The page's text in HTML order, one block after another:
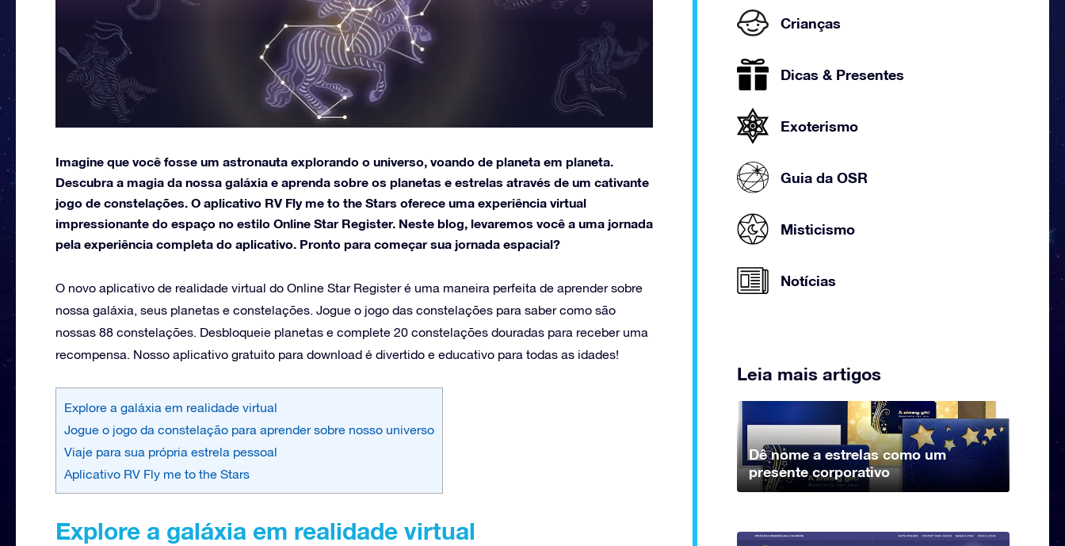
Imagine que você fosse um astronauta explorando o universo, voando de planeta em planeta.
Descubra a magia da nossa galáxia e aprenda sobre os planetas e estrelas através de um cativante
jogo de constelações. O aplicativo RV Fly me to the Stars oferece uma experiência virtual
impressionante do espaço no estilo Online Star Register. Neste blog, levaremos você a uma jornada
pela experiência completa do aplicativo. Pronto para começar sua jornada espacial?
O novo aplicativo de realidade virtual do Online Star Register é uma maneira perfeita de aprender sobre
nossa galáxia, seus planetas e constelações. Jogue o jogo das constelações para saber como são
nossas 88 constelações. Desbloqueie planetas e complete 20 constelações douradas para receber uma
recompensa. Nosso aplicativo gratuito para download é divertido e educativo para todas as idades!
Explore a galáxia em realidade virtual
Jogue o jogo da constelação para aprender sobre nosso universo
Viaje para sua própria estrela pessoal
Aplicativo RV Fly me to the Stars
Explore a galáxia em realidade virtual
Crianças
Dicas & Presentes
Exoterismo
Guia da OSR
Misticismo
Notícias
Leia mais artigos
Dê nome a estrelas como um
presente corporativo